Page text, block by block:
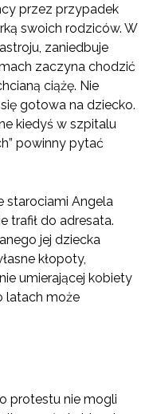
przez przypadek
swoich rodziców. W
zaniedbuje
zaczyna chodzić
ciążę. Nie
gotowa na dziecko.
kiedyś w szpitalu
powinny pytać
starociami Angela
trafił do adresata.
jej dziecka
kłopoty,
umierającej kobiety
latach może
protestu nie mogli